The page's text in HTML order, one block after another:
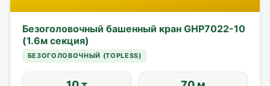
Безоголовочный башенный кран GHP7022-10
(1.6м секция)
БЕЗОГОЛОВОЧНЫЙ (TOPLESS)